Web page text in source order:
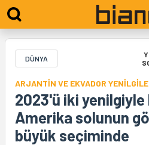
DÜNYA
ARJANTİN VE EKVADOR
2023'ü iki
Amerika solunun
büyük seçiminde